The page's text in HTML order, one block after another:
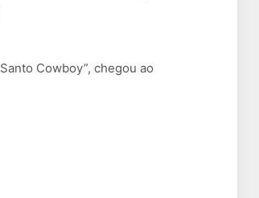
Cowboy”, chegou ao